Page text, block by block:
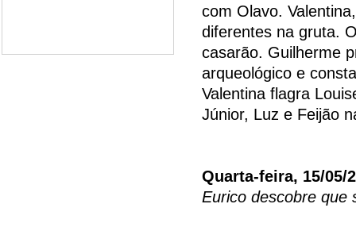
com Olavo.
diferentes na gruta.
casarão. Guilherme
arqueológico e
Valentina flagra
Júnior, Luz e Feijão
Quarta-feira, 15/05/
Eurico descobre que